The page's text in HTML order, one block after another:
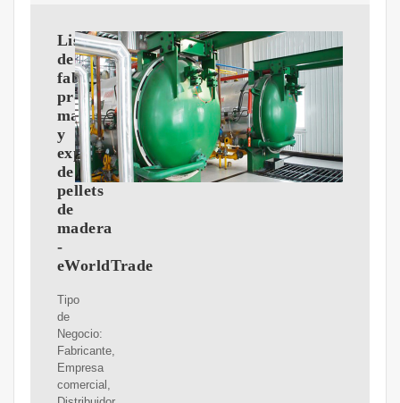
Lista
de
fabricantes,
proveedores,
mayoristas
y
exportadores
de
pellets
de
madera
-
eWorldTrade
Tipo
de
Negocio:
Fabricante,
Empresa
comercial,